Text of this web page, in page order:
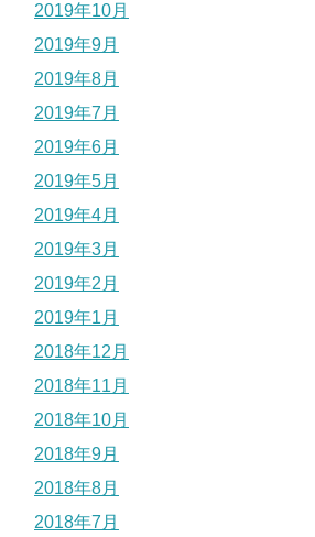
2019年10月
2019年9月
2019年8月
2019年7月
2019年6月
2019年5月
2019年4月
2019年3月
2019年2月
2019年1月
2018年12月
2018年11月
2018年10月
2018年9月
2018年8月
2018年7月